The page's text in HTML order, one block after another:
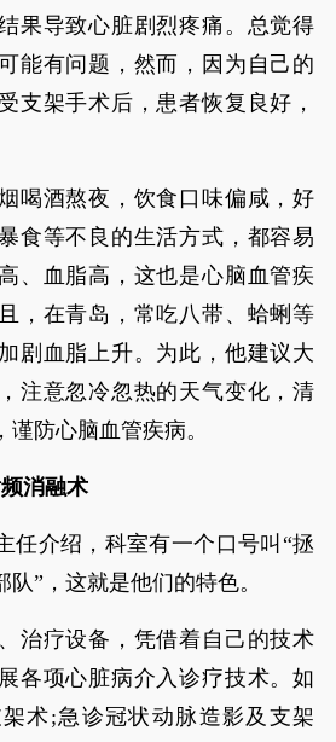
果导致心脏剧烈疼痛。总觉得
能有问题，然而，因为自己的
支架手术后，患者恢复良好，
喝酒熬夜，饮食口味偏咸，好
食等不良的生活方式，都容易
、血脂高，这也是心脑血管疾
，在青岛，常吃八带、蛤蜊等
剧血脂上升。为此，他建议大
注意忽冷忽热的天气变化，清
防心脑血管疾病。
消融术
任介绍，科室有一个口号叫“拯
”，这就是他们的特色。
治疗设备，凭借着自己的技术
各项心脏病介入诊疗技术。如
术;急诊冠状动脉造影及支架